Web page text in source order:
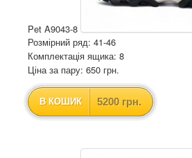
Pet A9043-8
Розмірний ряд: 41-46
Комплектація ящика: 8
Ціна за пару: 650 грн.
В КОШИК 5200 грн.